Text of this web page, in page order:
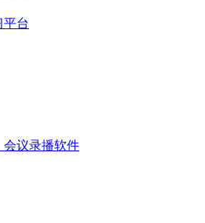
平台
会议录播软件